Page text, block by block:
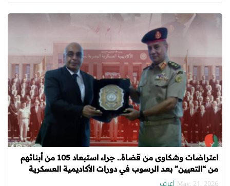
اعتراضات وشكاوى من قضاة.. جراء استبعاد 105 من أبنائهم
من “التعيين” بعد الرسوب في دورات الأكاديمية العسكرية